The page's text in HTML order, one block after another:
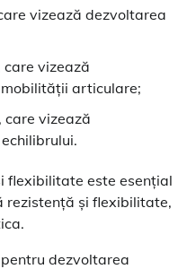
vizează dezvoltarea
care vizează
articulare;
, care vizează
flexibilitate este esențial
rezistență și flexibilitate,
dezvoltarea